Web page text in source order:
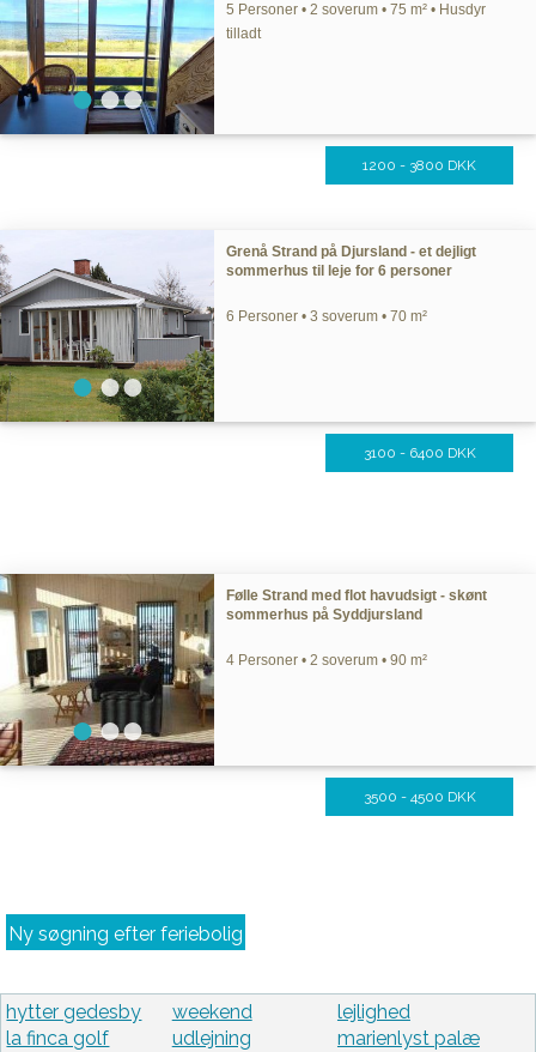
5 Personer • 2 soverum • 75 m² • Husdyr
tilladt
1200 - 3800 DKK
Grenå Strand på Djursland - et dejligt
sommerhus til leje for 6 personer
6 Personer • 3 soverum • 70 m²
3100 - 6400 DKK
Følle Strand med flot havudsigt - skønt
sommerhus på Syddjursland
4 Personer • 2 soverum • 90 m²
3500 - 4500 DKK
Ny søgning efter feriebolig
hytter gedesby
la finca golf
weekend
udlejning
lejlighed
marienlyst palæ